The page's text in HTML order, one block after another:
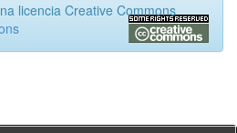
licencia Creative Commons